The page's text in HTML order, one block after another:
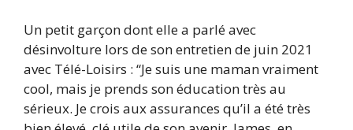
Un petit garçon dont elle a parlé avec
désinvolture lors de son entretien de juin 2021
avec Télé-Loisirs : “Je suis une maman vraiment
cool, mais je prends son éducation très au
sérieux. Je crois aux assurances qu’il a été très